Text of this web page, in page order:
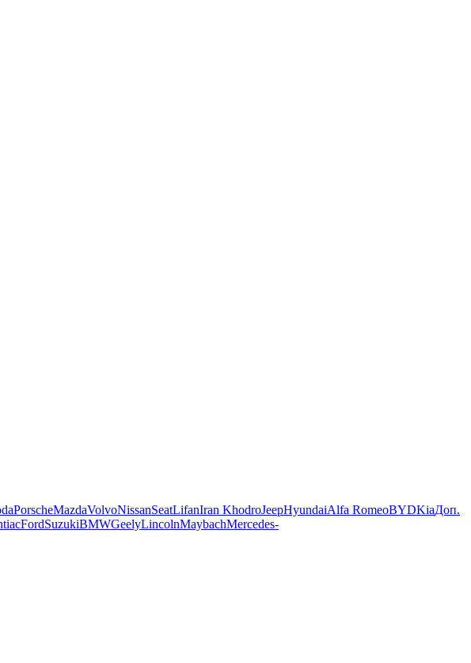
PorscheMazdaVolvoNissanSeatLifanIran KhodroJeepHyundaiAlfa RomeoBYDKiaДоп.
FordSuzukiBMWGeelyLincolnMaybachMercedes-